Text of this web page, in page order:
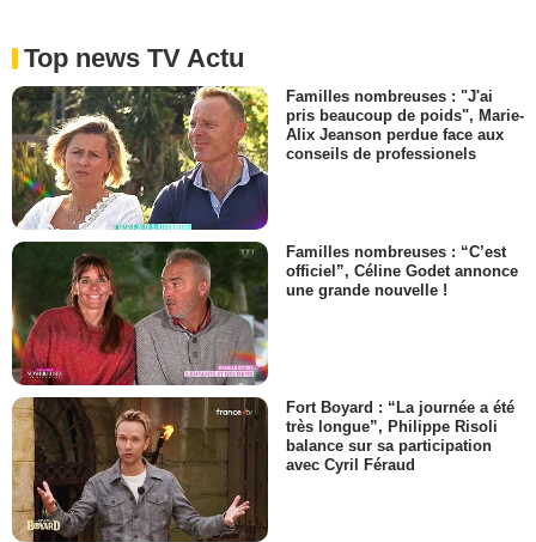
Top news TV Actu
Familles nombreuses : "J'ai
pris beaucoup de poids", Marie-
Alix Jeanson perdue face aux
conseils de professionels
Familles nombreuses : “C’est
officiel”, Céline Godet annonce
une grande nouvelle !
Fort Boyard : “La journée a été
très longue”, Philippe Risoli
balance sur sa participation
avec Cyril Féraud